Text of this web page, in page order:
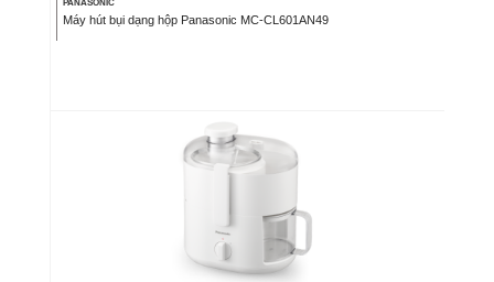
PANASONIC
Máy hút bụi dạng hộp Panasonic MC-CL601AN49